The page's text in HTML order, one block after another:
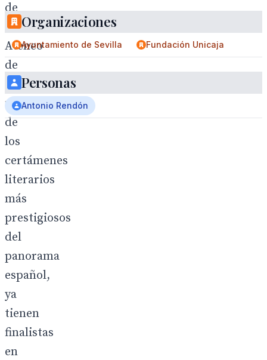
de
Novela
Ateneo
de
Sevilla,
uno
de
los
certámenes
literarios
más
prestigiosos
del
panorama
español,
ya
tienen
finalistas
en
Organizaciones
Ayuntamiento de Sevilla Fundación Unicaja
Personas
Antonio Rendón